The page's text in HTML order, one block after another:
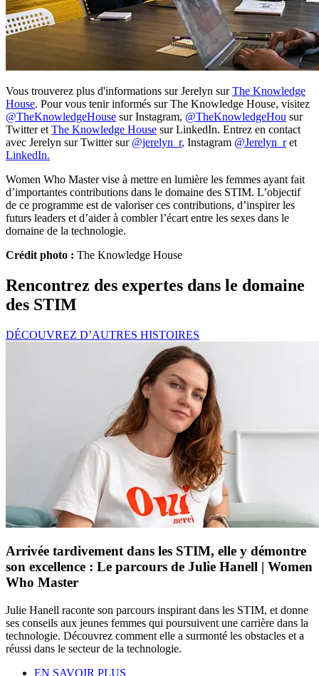
Vous trouverez plus d'informations sur Jerelyn surThe Knowledge
House. Pour vous tenir informés sur The Knowledge House, visitez
@TheKnowledgeHouse sur Instagram, @TheKnowledgeHou sur
Twitter et The Knowledge House sur LinkedIn. Entrez en contact
avec Jerelyn sur Twitter sur @jerelyn_r, Instagram @Jerelyn_ret
LinkedIn.
Women Who Master vise à mettre en lumière les femmes ayant fait
d’importantes contributions dans le domaine des STIM. L’objectif
de ce programme est de valoriser ces contributions, d’inspirer les
futurs leaders et d’aider à combler l’écart entre les sexes dans le
domaine de la technologie.
Crédit photo : The Knowledge House
Rencontrez des expertes dans le domaine
des STIM
DÉCOUVREZ D’AUTRES HISTOIRES
Arrivée tardivement dans les STIM, elle y démontre
son excellence : Le parcours de Julie Hanell | Women
Who Master
Julie Hanell raconte son parcours inspirant dans les STIM, et donne
ses conseils aux jeunes femmes qui poursuivent une carrière dans la
technologie. Découvrez comment elle a surmonté les obstacles et a
réussi dans le secteur de la technologie.
EN SAVOIR PLUS